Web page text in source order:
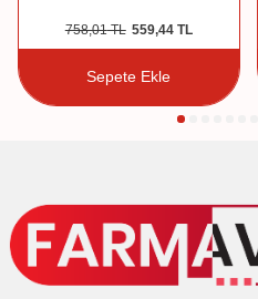
758,01TL 559,44TL
Sepete Ekle